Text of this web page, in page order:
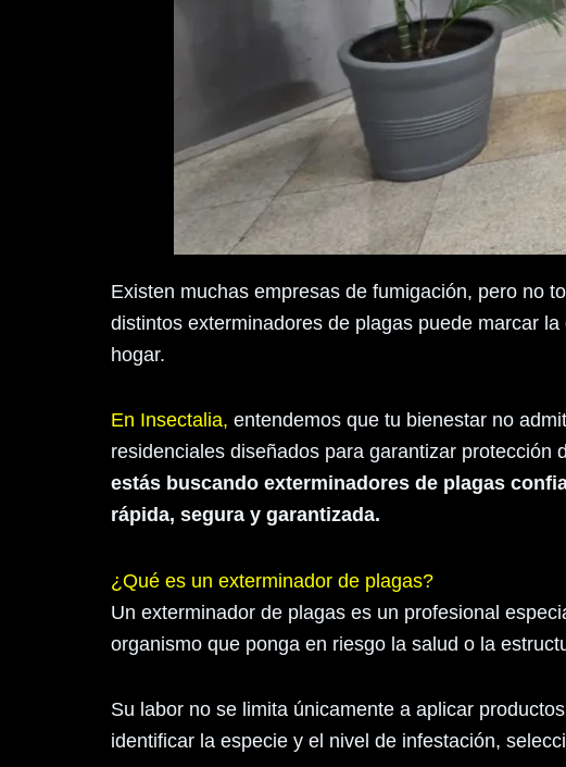
Existen muchas empresas de fumigación, pero no
distintos exterminadores de plagas puede marcar
hogar.
En Insectalia, entendemos que tu bienestar no
residenciales diseñados para garantizar
estás buscando exterminadores de plagas
rápida, segura y garantizada.
¿Qué es un exterminador de plagas?
Un exterminador de plagas es un profesional
organismo que ponga en riesgo la salud o la
Su labor no se limita únicamente a aplicar
identificar la especie y el nivel de infestación,